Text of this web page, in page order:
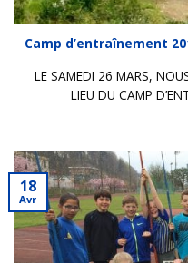
Camp d’entraînement
LE SAMEDI 26 MARS,
LIEU DU CAMP
18
Avr